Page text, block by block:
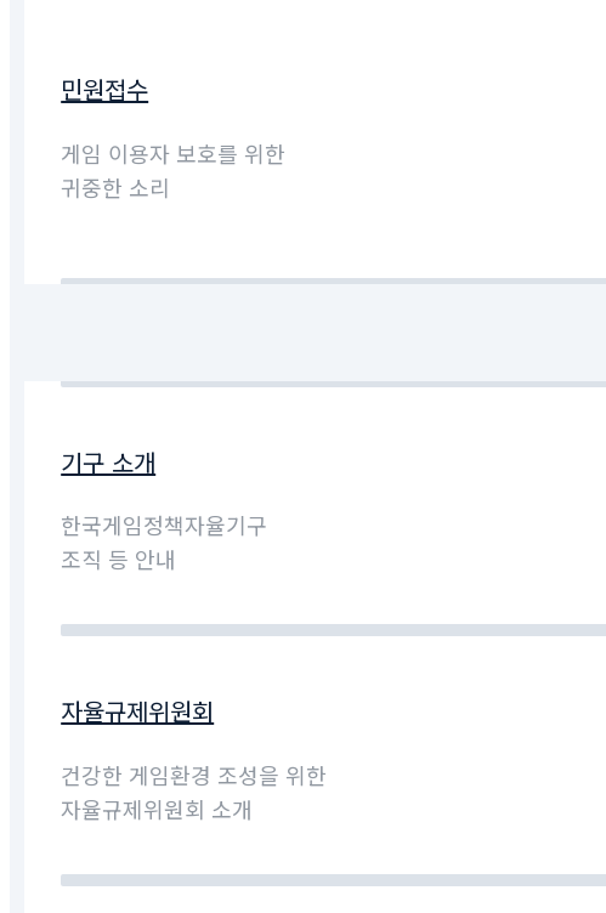
민원접수
게임 이용자 보호를 위한
귀중한 소리
기구 소개
한국게임정책자율기구
조직 등 안내
자율규제위원회
건강한 게임환경 조성을 위한
자율규제위원회 소개